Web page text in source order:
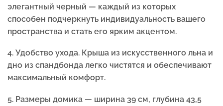
элегантный черный — каждый из которых
способен подчеркнуть индивидуальность вашего
пространства и стать его ярким акцентом.
4. Удобство ухода. Крыша из искусственного льна и
дно из спандбонда легко чистятся и обеспечивают
максимальный комфорт.
5. Размеры домика — ширина 39 см, глубина 43,5